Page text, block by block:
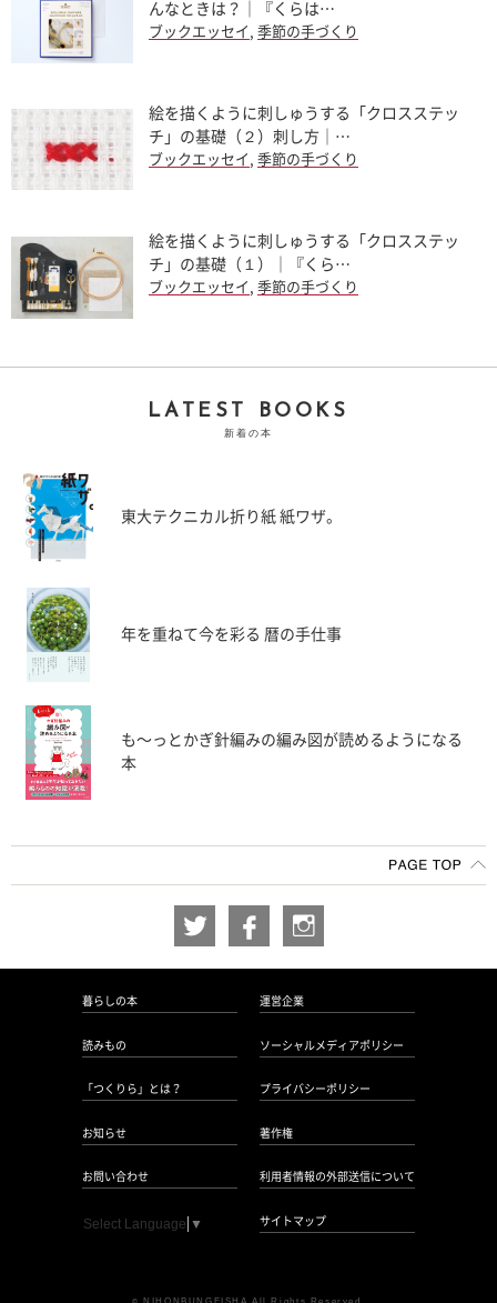
んなときは？｜『くらは…
ブックエッセイ 季節の手づくり
絵を描くように刺しゅうする「クロスステッ
チ」の基礎（２）刺し方｜…
ブックエッセイ 季節の手づくり
絵を描くように刺しゅうする「クロスステッ
チ」の基礎（１）｜『くら…
ブックエッセイ 季節の手づくり
LATEST BOOKS
新着の本
東大テクニカル折り紙 紙ワザ。
年を重ねて今を彩る 暦の手仕事
も〜っとかぎ針編みの編み図が読めるようになる
本
暮らしの本
読みもの
「つくりら」とは？
お知らせ
お問い合わせ
運営企業
ソーシャルメディアポリシー
プライバシーポリシー
著作権
利用者情報の外部送信について
サイトマップ
Select Language ▼